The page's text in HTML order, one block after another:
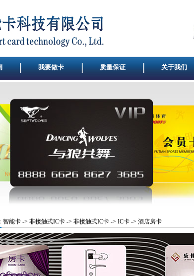
我要做卡 质量保证 关于我们
智能卡-> 非接触式IC卡-> 非接触式IC卡-> IC卡-> 酒店房卡